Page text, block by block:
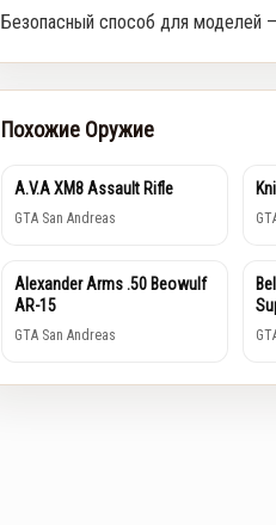
Безопасный способ для моделей
Похожие Оружие
A.V.A XM8 Assault Rifle
GTA San Andreas
Alexander Arms .50 Beowulf
AR-15
GTA San Andreas